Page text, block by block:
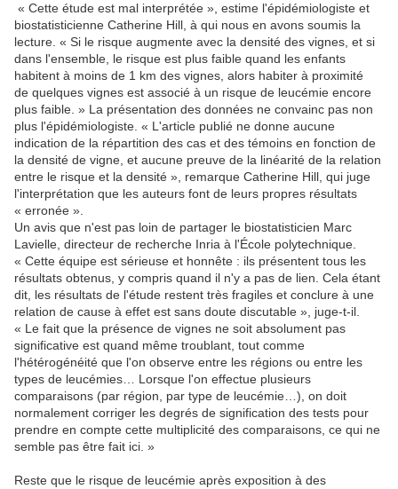
« Cette étude est mal interprétée », estime l'épidémiologiste et
biostatisticienne Catherine Hill, à qui nous en avons soumis la
lecture. « Si le risque augmente avec la densité des vignes, et si
dans l'ensemble, le risque est plus faible quand les enfants
habitent à moins de 1 km des vignes, alors habiter à proximité
de quelques vignes est associé à un risque de leucémie encore
plus faible. » La présentation des données ne convainc pas non
plus l'épidémiologiste. « L'article publié ne donne aucune
indication de la répartition des cas et des témoins en fonction de
la densité de vigne, et aucune preuve de la linéarité de la relation
entre le risque et la densité », remarque Catherine Hill, qui juge
l'interprétation que les auteurs font de leurs propres résultats
« erronée ».
Un avis que n'est pas loin de partager le biostatisticien Marc
Lavielle, directeur de recherche Inria à l'École polytechnique.
« Cette équipe est sérieuse et honnête : ils présentent tous les
résultats obtenus, y compris quand il n'y a pas de lien. Cela étant
dit, les résultats de l'étude restent très fragiles et conclure à une
relation de cause à effet est sans doute discutable », juge-t-il.
« Le fait que la présence de vignes ne soit absolument pas
significative est quand même troublant, tout comme
l'hétérogénéité que l'on observe entre les régions ou entre les
types de leucémies… Lorsque l'on effectue plusieurs
comparaisons (par région, par type de leucémie…), on doit
normalement corriger les degrés de signification des tests pour
prendre en compte cette multiplicité des comparaisons, ce qui ne
semble pas être fait ici. »
Reste que le risque de leucémie après exposition à des